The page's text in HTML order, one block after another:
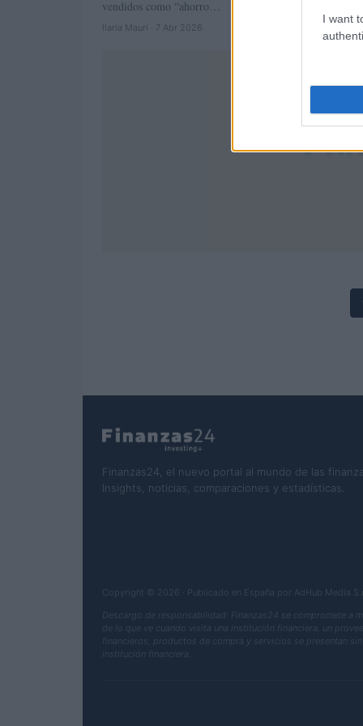
I want
vendidos como “ahorro…
Ilaria Mauri · 7 Abr 2026
Finanzas24, el nuevo portal al mundo de las
Insights, noticias, comparaciones y estadísticas.
Copyright © 2026 · Publicado en España por AdHub Media
Descargo de responsabilidad: Finanzas24 se compromete a
de lo que ve cuando visita una institución financiera, un
financieros, productos de compra y servicios se presentan
institución financiera.